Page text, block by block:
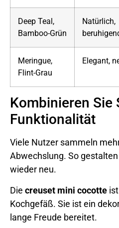
Deep Teal,
Bamboo-Grün
Natürlich,
Meringue,
Flint-Grau
Elegant,
Kombinieren Sie
Funktionalität
Viele Nutzer sammeln
Abwechslung. So
wieder neu.
Die creuset mini cocotte
Kochgefäß. Sie ist ein
lange Freude bereitet.